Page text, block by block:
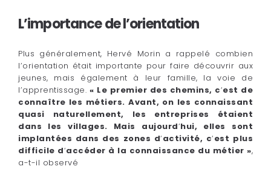
L’importance de l’orientation
Plus généralement, Hervé Morin a rappelé combien
l’orientation était importante pour faire découvrir aux
jeunes, mais également à leur famille, la voie de
l’apprentissage.« Le premier des chemins, c‘est de
connaître les métiers. Avant, on les connaissant
quasi naturellement, les entreprises étaient
dans les villages. Mais aujourd‘hui, elles sont
implantées dans des zones d‘activité, c‘est plus
difficile d‘accéder à la connaissance du métier »,
a-t-il observé